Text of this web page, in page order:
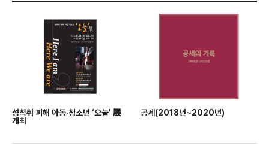
성착취 피해 아동·청소년 ‘오늘’ 展
개최
공세(2018년~2020년)